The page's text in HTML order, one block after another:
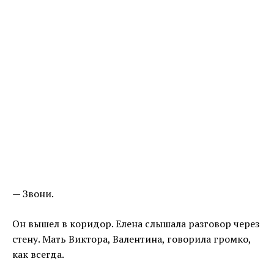
— Звони.
Он вышел в коридор. Елена слышала разговор через
стену. Мать Виктора, Валентина, говорила громко,
как всегда.